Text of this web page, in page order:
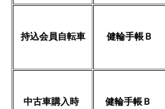
持込会員自転車 健輪手帳Ｂ
中古車購入時 健輪手帳Ｂ